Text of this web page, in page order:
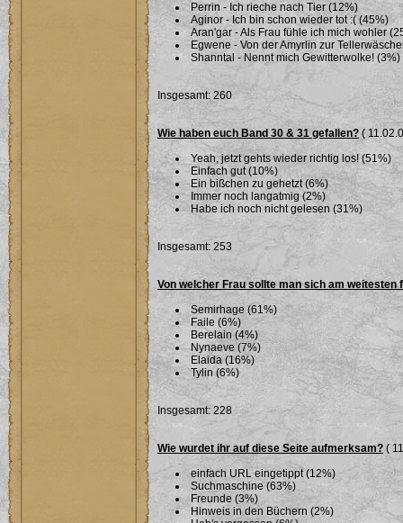
Perrin - Ich rieche nach Tier (12%)
Aginor - Ich bin schon wieder tot :( (45%)
Aran'gar - Als Frau fühle ich mich wohler
Egwene - Von der Amyrlin zur
Shanntal - Nennt mich Gewitterwolke! (3%)
Insgesamt: 260
Wie haben euch Band 30 & 31 gefallen? (
Yeah, jetzt gehts wieder richtig los! (51%)
Einfach gut (10%)
Ein bißchen zu gehetzt (6%)
Immer noch langatmig (2%)
Habe ich noch nicht gelesen (31%)
Insgesamt: 253
Von welcher Frau sollte man sich am weitesten
Semirhage (61%)
Faile (6%)
Berelain (4%)
Nynaeve (7%)
Elaida (16%)
Tylin (6%)
Insgesamt: 228
Wie wurdet ihr auf diese Seite aufmerksam? (
einfach URL eingetippt (12%)
Suchmaschine (63%)
Freunde (3%)
Hinweis in den Büchern (2%)